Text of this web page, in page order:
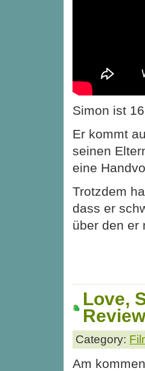
Simon ist
Er kommt
seinen
eine
Trotzdem
dass er
über den er
Love,
Category:
Am